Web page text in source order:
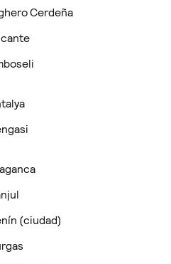
Cerdeña
(ciudad)